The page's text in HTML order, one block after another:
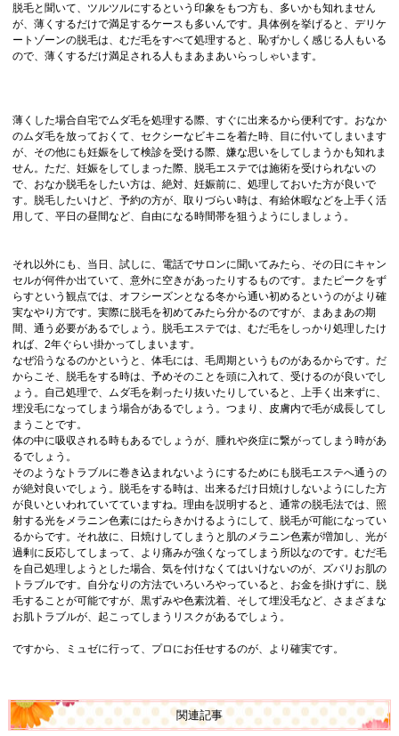
脱毛と聞いて、ツルツルにするという印象をもつ方も、多いかも知れません
が、薄くするだけで満足するケースも多いんです。具体例を挙げると、デリケ
ートゾーンの脱毛は、むだ毛をすべて処理すると、恥ずかしく感じる人もいる
ので、薄くするだけ満足される人もまあまあいらっしゃいます。
薄くした場合自宅でムダ毛を処理する際、すぐに出来るから便利です。おなか
のムダ毛を放っておくて、セクシーなビキニを着た時、目に付いてしまいます
が、その他にも妊娠をして検診を受ける際、嫌な思いをしてしまうかも知れま
せん。ただ、妊娠をしてしまった際、脱毛エステでは施術を受けられないの
で、おなか脱毛をしたい方は、絶対、妊娠前に、処理しておいた方が良いで
す。脱毛したいけど、予約の方が、取りづらい時は、有給休暇などを上手く活
用して、平日の昼間など、自由になる時間帯を狙うようにしましょう。
それ以外にも、当日、試しに、電話でサロンに聞いてみたら、その日にキャン
セルが何件か出ていて、意外に空きがあったりするものです。またピークをず
らすという観点では、オフシーズンとなる冬から通い初めるというのがより確
実なやり方です。実際に脱毛を初めてみたら分かるのですが、まあまあの期
間、通う必要があるでしょう。脱毛エステでは、むだ毛をしっかり処理したけ
れば、2年ぐらい掛かってしまいます。
なぜ沿うなるのかというと、体毛には、毛周期というものがあるからです。だ
からこそ、脱毛をする時は、予めそのことを頭に入れて、受けるのが良いでし
ょう。自己処理で、ムダ毛を剃ったり抜いたりしていると、上手く出来ずに、
埋没毛になってしまう場合があるでしょう。つまり、皮膚内で毛が成長してし
まうことです。
体の中に吸収される時もあるでしょうが、腫れや炎症に繋がってしまう時があ
るでしょう。
そのようなトラブルに巻き込まれないようにするためにも脱毛エステへ通うの
が絶対良いでしょう。脱毛をする時は、出来るだけ日焼けしないようにした方
が良いといわれていてていますね。理由を説明すると、通常の脱毛法では、照
射する光をメラニン色素にはたらきかけるようにして、脱毛が可能になってい
るからです。それ故に、日焼けしてしまうと肌のメラニン色素が増加し、光が
過剰に反応してしまって、より痛みが強くなってしまう所以なのです。むだ毛
を自己処理しようとした場合、気を付けなくてはいけないのが、ズバリお肌の
トラブルです。自分なりの方法でいろいろやっていると、お金を掛けずに、脱
毛することが可能ですが、黒ずみや色素沈着、そして埋没毛など、さまざまな
お肌トラブルが、起こってしまうリスクがあるでしょう。
ですから、ミュゼに行って、プロにお任せするのが、より確実です。
関連記事